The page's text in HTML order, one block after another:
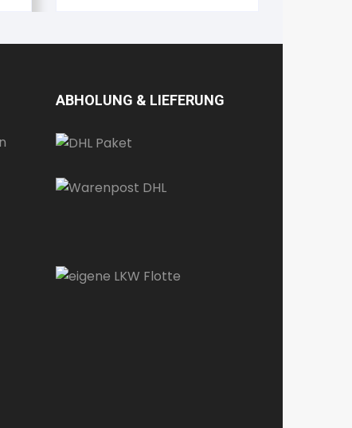
ABHOLUNG & LIEFERUNG